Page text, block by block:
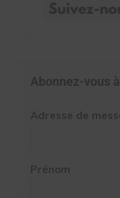
Abonnez-vous
Adresse de
Prénom